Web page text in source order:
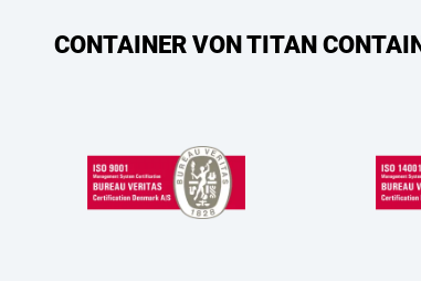
CONTAINER VON TITAN